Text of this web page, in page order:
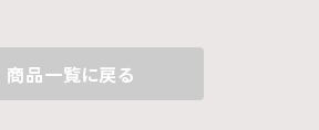
商品一覧に戻る